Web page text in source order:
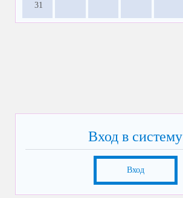
31
Вход в систему
Вход